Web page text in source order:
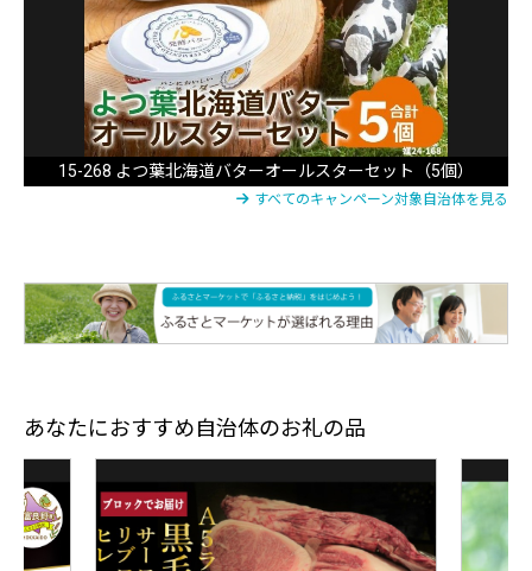
15-268 よつ葉北海道バターオールスターセット（5個）
すべてのキャンペーン対象自治体を見る
あなたにおすすめ自治体のお礼の品